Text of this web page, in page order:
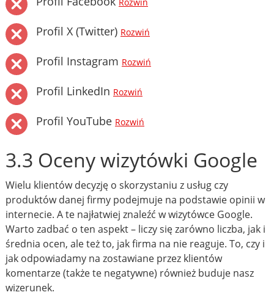
Rozwiń
Profil X (Twitter) Rozwiń
Profil Instagram Rozwiń
Profil LinkedIn Rozwiń
Profil YouTube Rozwiń
3.3 Oceny wizytówki Google
Wielu klientów decyzję o skorzystaniu z usług czy
produktów danej firmy podejmuje na podstawie opinii w
internecie. A te najłatwiej znaleźć w wizytówce Google.
Warto zadbać o ten aspekt – liczy się zarówno liczba, jak i
średnia ocen, ale też to, jak firma na nie reaguje. To, czy i
jak odpowiadamy na zostawiane przez klientów
komentarze (także te negatywne) również buduje nasz
wizerunek.